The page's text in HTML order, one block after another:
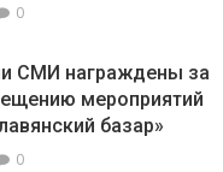
0
СМИ награждены за
мероприятий
базар»
0